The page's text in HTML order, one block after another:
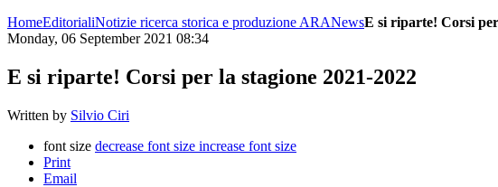
HomeEditorialiNotizie ricerca storica e produzione ARANewsE si riparte! Corsi
Monday, 06 September 2021 08:34
E si riparte! Corsi per la stagione 2021-2022
Written by Silvio Ciri
font size decrease font size increase font size
Print
Email